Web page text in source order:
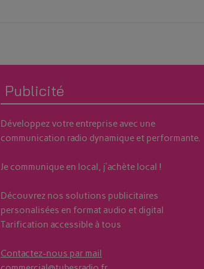
Publicité
Développez votre entreprise avec une
communication radio dynamique et performante.
Je communique en local, j'achète local !
Découvrez nos solutions publicitaires
personalisées en format audio et digital
Tarification accessible à tous
Contactez-nous par mail